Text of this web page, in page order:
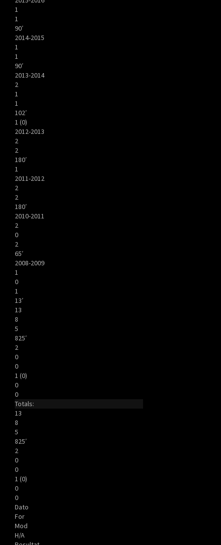
1
1
90′
2014-2015
1
1
90′
2013-2014
2
1
1
102′
1 (0)
2012-2013
2
2
180′
1
2011-2012
2
2
180′
2010-2011
2
0
2
65′
2008-2009
1
0
1
13′
13
8
5
825′
2
0
0
1 (0)
0
0
Totals:
13
8
5
825′
2
0
0
1 (0)
0
0
Dato
For
Mod
H/A